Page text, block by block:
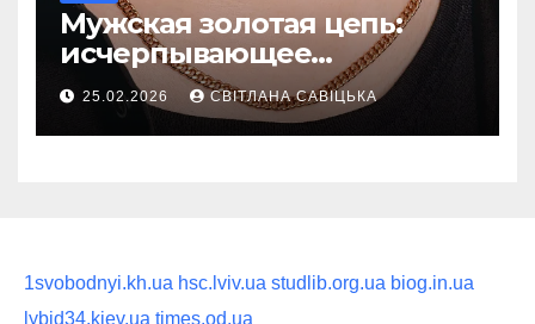
Мужская золотая цепь:
исчерпывающее
руководство по выбору
статусного украшения
25.02.2026 СВІТЛАНА САВІЦЬКА
1svobodnyi.kh.ua hsc.lviv.ua studlib.org.ua biog.in.ua
lybid34.kiev.ua times.od.ua